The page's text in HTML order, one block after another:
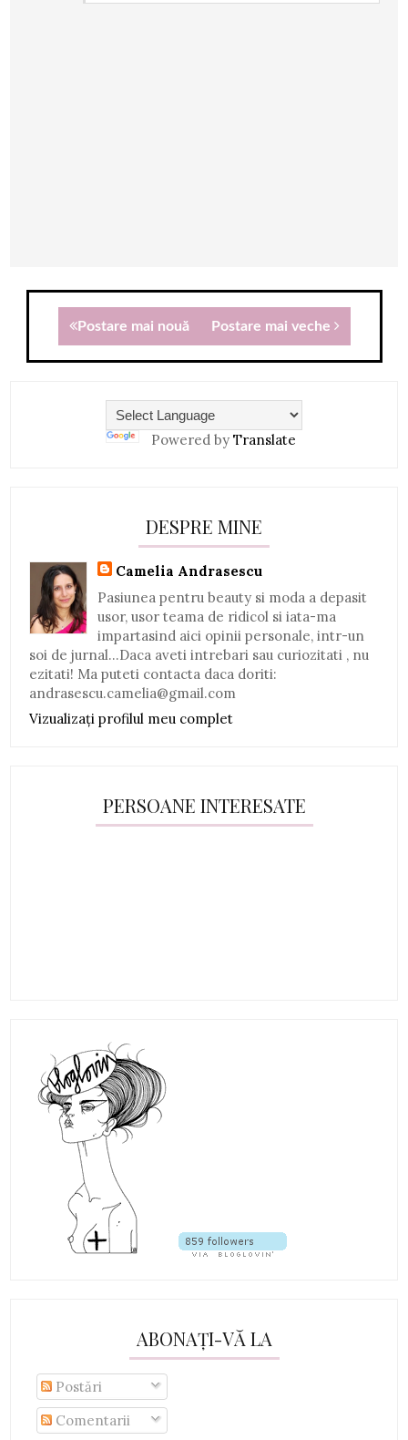
Postare mai nouă Postare mai veche
Powered by Translate
DESPRE MINE
Camelia Andrasescu
Pasiunea pentru beauty si moda a depasit
usor, usor teama de ridicol si iata-ma
impartasind aici opinii personale, intr-un
soi de jurnal...Daca aveti intrebari sau curiozitati , nu
ezitati! Ma puteti contacta daca doriti:
andrasescu.camelia@gmail.com
Vizualizați profilul meu complet
PERSOANE INTERESATE
ABONAȚI-VĂ LA
Postări
Comentarii